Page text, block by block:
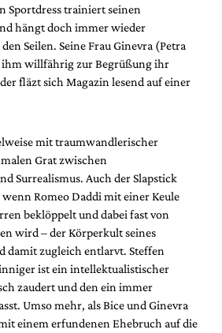
Sportdress trainiert seinen
hängt doch immer wieder
Seilen. Seine Frau Ginevra (Petra
ihm willfährig zur Begrüßung ihr
fläzt sich Magazin lesend auf einer
mit traumwandlerischer
Grat zwischen
Surrealismus. Auch der Slapstick
Romeo Daddi mit einer Keule
beklöppelt und dabei fast von
wird – der Körperkult seines
damit zugleich entlarvt. Steffen
ist ein intellektualistischer
zaudert und den ein immer
Umso mehr, als Bice und Ginevra
einem erfundenen Ehebruch auf die